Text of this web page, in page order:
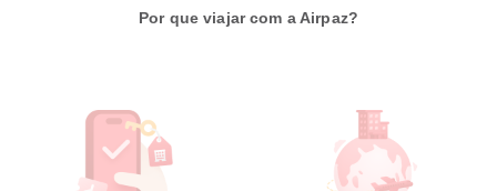
Por que viajar com a Airpaz?